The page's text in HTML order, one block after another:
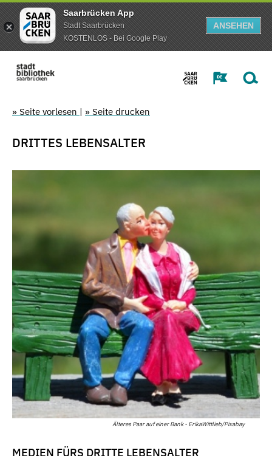
Saarbrücken App
Stadt Saarbrücken
KOSTENLOS - Bei Google Play
ANSEHEN
» Seite vorlesen | » Seite drucken
DRITTES LEBENSALTER
Älteres Paar auf einer Bank - ErikaWittlieb/Pixabay
MEDIEN FÜRS DRITTE LEBENSALTER